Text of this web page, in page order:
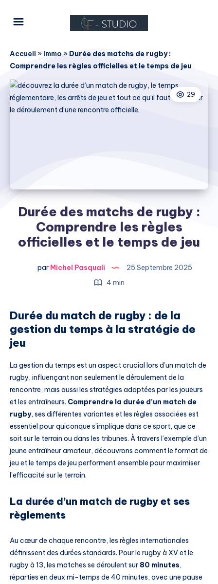
Accueil » Immo » Durée des matchs de rugby :
Comprendre les règles officielles et le temps de jeu
29
Durée des matchs de rugby :
Comprendre les règles
officielles et le temps de jeu
parMichel Pasquali
25 Septembre 2025
4 min
Durée du match de rugby : de la
gestion du temps à la stratégie de
jeu
La gestion du temps est un aspect crucial lors d’un match de
rugby, influençant non seulement le déroulement de la
rencontre, mais aussi les stratégies adoptées par les joueurs
et les entraîneurs. Comprendre la durée d’un match de
rugby, ses différentes variantes et les règles associées est
essentiel pour quiconque s’implique dans ce sport, que ce
soit sur le terrain ou dans les tribunes. À travers l’exemple d’un
jeune entraîneur amateur, découvrons comment le format de
jeu et le temps de jeu performent ensemble pour maximiser
l’efficacité sur le terrain.
La durée d’un match de rugby et ses
règlements
Au cœur de chaque rencontre, les règles internationales
définissent des durées standards. Pour le rugby à XV et le
rugby à 13, les matches se déroulent sur 80 minutes,
réparties en deux mi-temps de 40 minutes, avec une pause